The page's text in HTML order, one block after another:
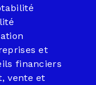
et
financiers
vente et